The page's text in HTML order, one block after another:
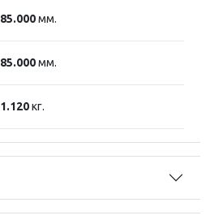
85.000мм.
85.000мм.
1.120кг.